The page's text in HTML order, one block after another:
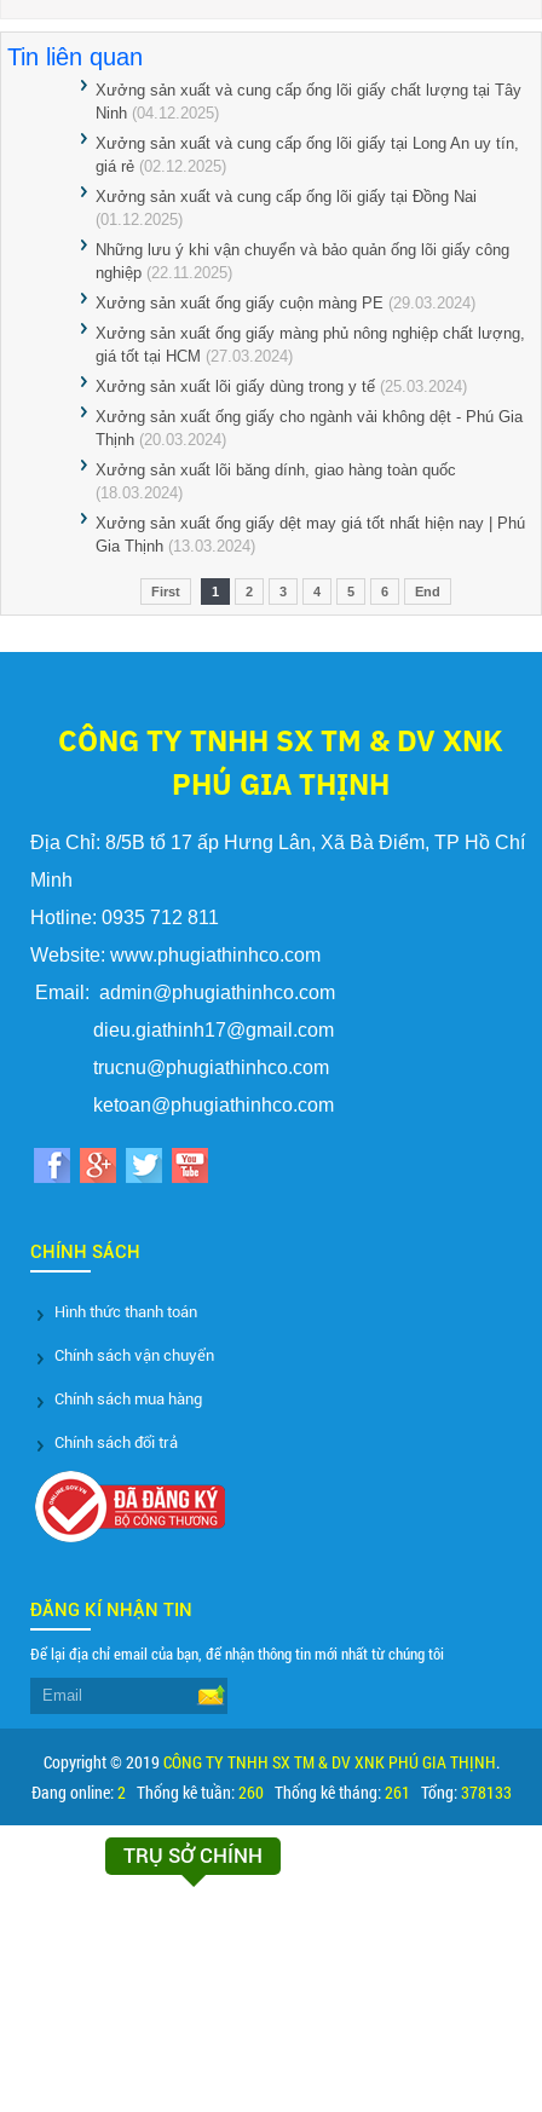
Tin liên quan
Xưởng sản xuất và cung cấp ống lõi giấy chất lượng tại Tây
Ninh (04.12.2025)
Xưởng sản xuất và cung cấp ống lõi giấy tại Long An uy tín,
giá rẻ (02.12.2025)
Xưởng sản xuất và cung cấp ống lõi giấy tại Đồng Nai
(01.12.2025)
Những lưu ý khi vận chuyển và bảo quản ống lõi giấy công
nghiệp (22.11.2025)
Xưởng sản xuất ống giấy cuộn màng PE (29.03.2024)
Xưởng sản xuất ống giấy màng phủ nông nghiệp chất lượng,
giá tốt tại HCM (27.03.2024)
Xưởng sản xuất lõi giấy dùng trong y tế (25.03.2024)
Xưởng sản xuất ống giấy cho ngành vải không dệt - Phú Gia
Thịnh (20.03.2024)
Xưởng sản xuất lõi băng dính, giao hàng toàn quốc
(18.03.2024)
Xưởng sản xuất ống giấy dệt may giá tốt nhất hiện nay | Phú
Gia Thịnh (13.03.2024)
First 1 2 3 4 5 6 End
CÔNG TY TNHH SX TM & DV XNK
PHÚ GIA THỊNH
Địa Chỉ: 8/5B tổ 17 ấp Hưng Lân, Xã Bà Điểm, TP Hồ Chí
Minh
Hotline: 0935 712 811
Website: www.phugiathinhco.com
Email: admin@phugiathinhco.com
dieu.giathinh17@gmail.com
trucnu@phugiathinhco.com
ketoan@phugiathinhco.com
CHÍNH SÁCH
Hình thức thanh toán
Chính sách vận chuyển
Chính sách mua hàng
Chính sách đổi trả
ĐĂNG KÍ NHẬN TIN
Để lại địa chỉ email của bạn, để nhận thông tin mới nhất từ chúng tôi
Copyright © 2019CÔNG TY TNHH SX TM & DV XNK PHÚ GIA THỊNH.
Đang online:2 Thống kê tuần:260 Thống kê tháng:261 Tổng:378133
TRỤ SỞ CHÍNH